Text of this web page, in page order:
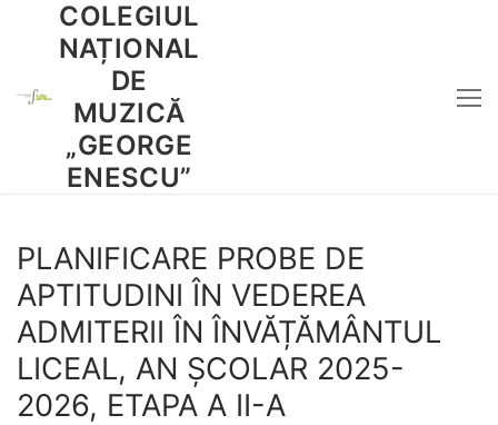
COLEGIUL
NAȚIONAL
DE
MUZICĂ
„GEORGE
ENESCU”
PLANIFICARE PROBE DE
APTITUDINI ÎN VEDEREA
ADMITERII ÎN ÎNVĂȚĂMÂNTUL
LICEAL, AN ȘCOLAR 2025-
2026, ETAPA A II-A